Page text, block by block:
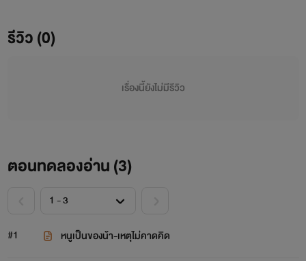
รีวิว (0)
เรื่องนี้ยังไม่มีรีวิว
ตอนทดลองอ่าน (3)
#1 หนูเป็นของน้า-เหตุไม่คาดคิด